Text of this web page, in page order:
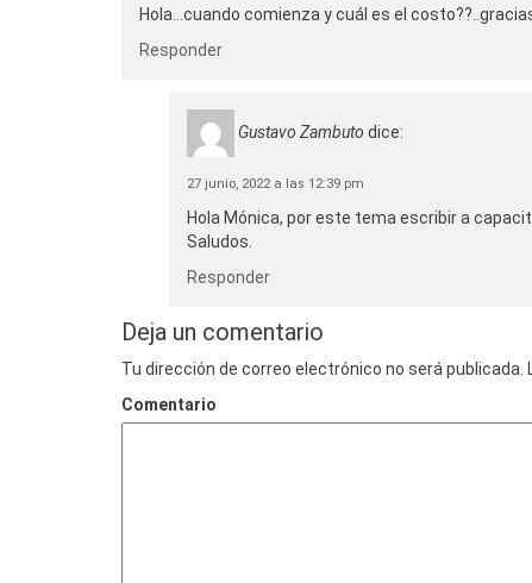
Hola…cuando comienza y cuál es el
Responder
Gustavo Zambuto dice:
27 junio, 2022 a las 12:39 pm
Hola Mónica, por este tema escribir a
Saludos.
Responder
Deja un comentario
Tu dirección de correo electrónico no será publicada.
Comentario